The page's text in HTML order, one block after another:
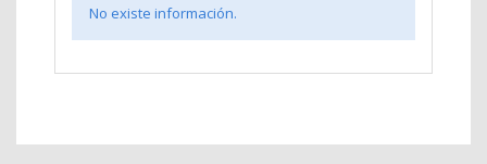
No existe información.